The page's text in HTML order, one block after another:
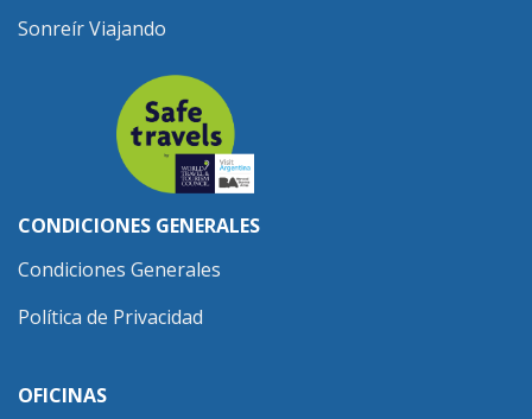
Sonreír Viajando
CONDICIONES GENERALES
Condiciones Generales
Política de Privacidad
OFICINAS